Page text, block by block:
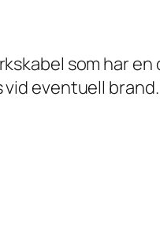
som har
eventuell brand.